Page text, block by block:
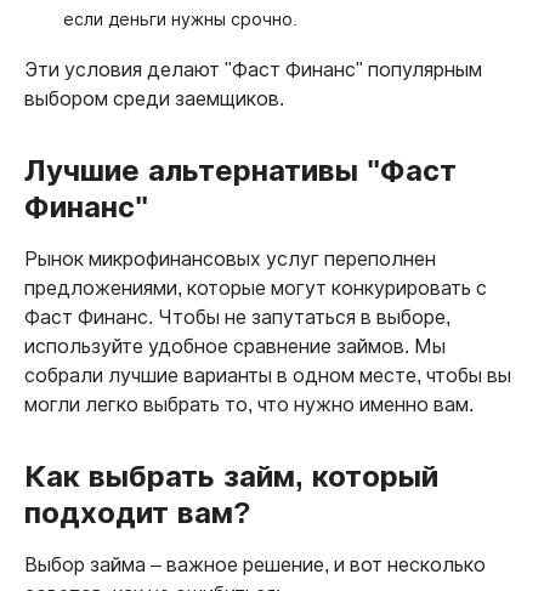
если деньги нужны срочно.
Эти условия делают "Фаст Финанс" популярным
выбором среди заемщиков.
Лучшие альтернативы "Фаст
Финанс"
Рынок микрофинансовых услуг переполнен
предложениями, которые могут конкурировать с
Фаст Финанс. Чтобы не запутаться в выборе,
используйте удобное сравнение займов. Мы
собрали лучшие варианты в одном месте, чтобы вы
могли легко выбрать то, что нужно именно вам.
Как выбрать займ, который
подходит вам?
Выбор займа – важное решение, и вот несколько